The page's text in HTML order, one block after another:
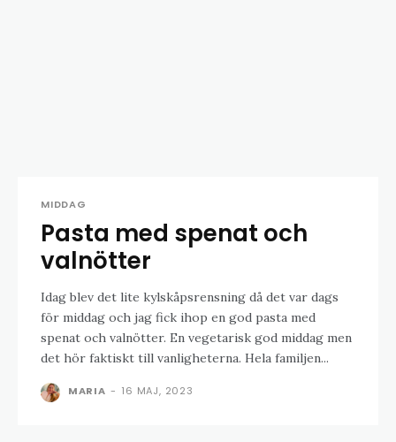
MIDDAG
Pasta med spenat och
valnötter
Idag blev det lite kylskåpsrensning då det var dags
för middag och jag fick ihop en god pasta med
spenat och valnötter. En vegetarisk god middag men
det hör faktiskt till vanligheterna. Hela familjen...
MARIA - 16 MAJ, 2023